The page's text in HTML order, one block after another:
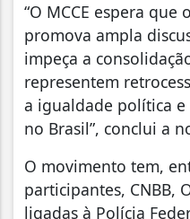
“O MCCE espera que
promova ampla
impeça a
representem
a igualdade política
no Brasil”, conclui a
O movimento tem,
participantes, CNBB,
ligadas à Polícia